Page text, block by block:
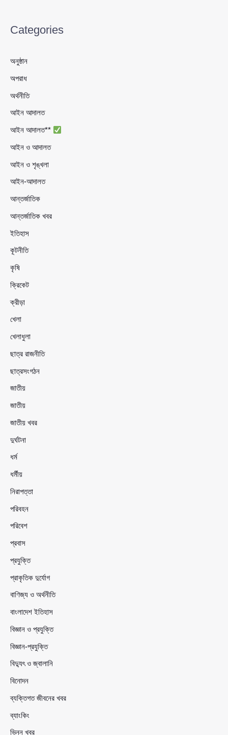
Categories
অনুষ্ঠান
অপরাধ
অর্থনীতি
আইন আদালত
আইন আদালত**
আইন ও আদালত
আইন ও শৃঙ্খলা
আইন-আদালত
আন্তর্জাতিক
আন্তর্জাতিক খবর
ইতিহাস
কূটনীতি
কৃষি
ক্রিকেট
ক্রীড়া
খেলা
খেলাধুলা
ছাত্র রাজনীতি
ছাত্রসংগঠন
জাতীয়
জাতীয়
জাতীয় খবর
দুর্ঘটনা
ধর্ম
ধর্মীয়
নিরাপত্তা
পরিবহন
পরিবেশ
প্রবাস
প্রযুক্তি
প্রাকৃতিক দুর্যোগ
বাণিজ্য ও অর্থনীতি
বাংলাদেশ ইতিহাস
বিজ্ঞান ও প্রযুক্তি
বিজ্ঞান-প্রযুক্তি
বিদ্যুৎ ও জ্বালানি
বিনোদন
ব্যক্তিগত জীবনের খবর
ব্যাংকিং
ভিন্ন খবর